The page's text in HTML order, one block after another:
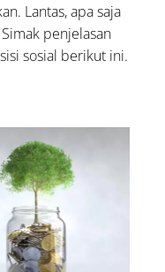
Lantas, apa saja
penjelasan
sosial berikut ini.